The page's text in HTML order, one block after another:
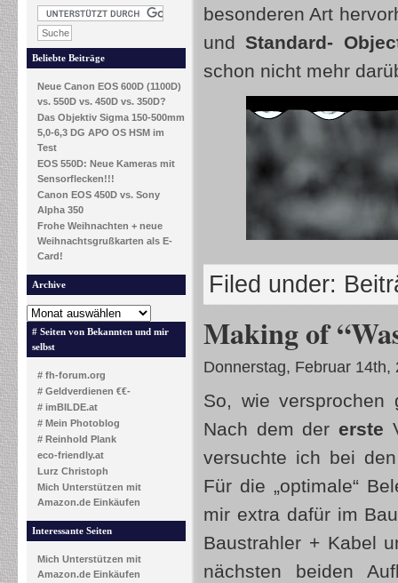
Beliebte Beiträge
Neue Canon EOS 600D (1100D)
vs. 550D vs. 450D vs. 350D?
Das Objektiv Sigma 150-500mm
5,0-6,3 DG APO OS HSM im
Test
EOS 550D: Neue Kameras mit
Sensorflecken!!!
Canon EOS 450D vs. Sony
Alpha 350
Frohe Weihnachten + neue
Weihnachtsgrußkarten als E-
Card!
Archive
# Seiten von Bekannten und mir
selbst
# fh-forum.org
# Geldverdienen €€-
# imBILDE.at
# Mein Photoblog
# Reinhold Plank
eco-friendly.at
Lurz Christoph
Mich Unterstützen mit
Amazon.de Einkäufen
Interessante Seiten
Mich Unterstützen mit
Amazon.de Einkäufen
besonderen Art
undStandard-
schon nicht mehr
Filed under:
Making of
Donnerstag, Februar 14th,
So, wie
Nach dem der erste
versuchte ich bei
Für die „optimale“
mir extra dafür im
Baustrahler + Kabel
nächsten beiden